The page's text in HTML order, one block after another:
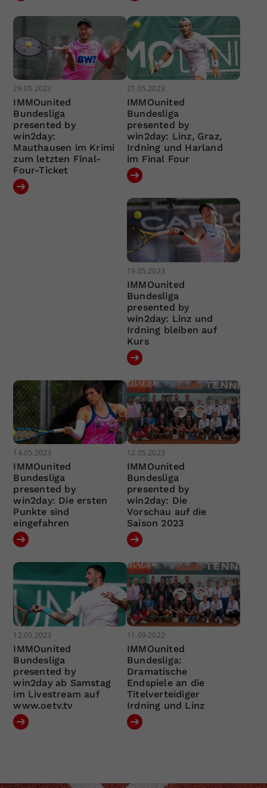
29.05.2023
IMMOunited
Bundesliga
presented by
win2day:
Mauthausen im Krimi
zum letzten Final-
Four-Ticket
21.05.2023
IMMOunited
Bundesliga
presented by
win2day: Linz, Graz,
Irdning und Harland
im Final Four
19.05.2023
IMMOunited
Bundesliga
presented by
win2day: Linz und
Irdning bleiben auf
Kurs
14.05.2023
IMMOunited
Bundesliga
presented by
win2day: Die ersten
Punkte sind
eingefahren
12.05.2023
IMMOunited
Bundesliga
presented by
win2day: Die
Vorschau auf die
Saison 2023
12.05.2023
IMMOunited
Bundesliga
presented by
win2day ab Samstag
im Livestream auf
www.oetv.tv
11.09.2022
IMMOunited
Bundesliga:
Dramatische
Endspiele an die
Titelverteidiger
Irdning und Linz